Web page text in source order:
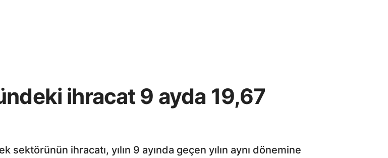
ihracat 9 ayda 19,67
sektörünün ihracatı, yılın 9 ayında geçen yılın aynı dönemine